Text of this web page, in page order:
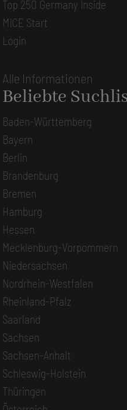
Top 250 Germany Inside
MICE Start
Login
Alle Informationen
Beliebte
Baden-Württemberg
Bayern
Berlin
Brandenburg
Bremen
Hamburg
Hessen
Mecklenburg-Vorpommern
Niedersachsen
Nordrhein-Westfalen
Rheinland-Pfalz
Saarland
Sachsen
Sachsen-Anhalt
Schleswig-Holstein
Thüringen